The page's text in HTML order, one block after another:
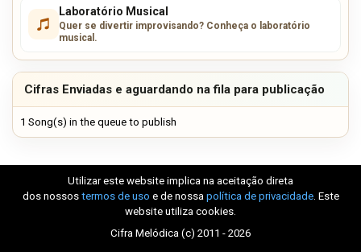
Laboratório Musical
Quer se divertir improvisando? Conheça o laboratório
musical.
Cifras Enviadas e aguardando na fila para publicação
1 Song(s) in the queue to publish
Utilizar este website implica na aceitação direta
dos nossos termos de uso e de nossa política de privacidade. Este
website utiliza cookies.
Cifra Melódica (c) 2011 - 2026